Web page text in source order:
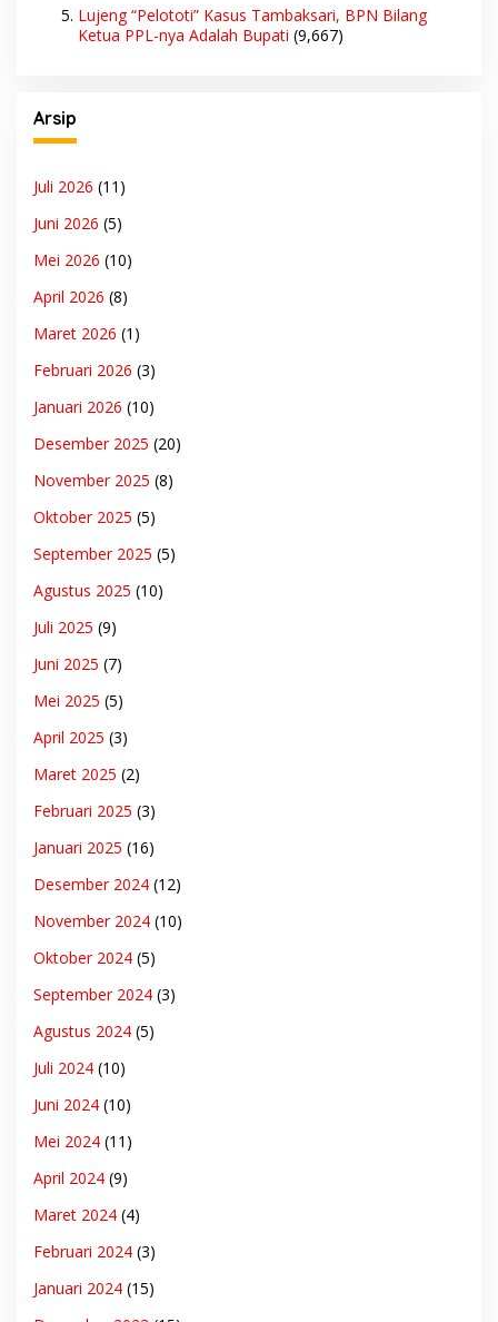
Lujeng “Pelototi” Kasus Tambaksari, BPN Bilang
Ketua PPL-nya Adalah Bupati (9,667)
Arsip
Juli 2026 (11)
Juni 2026 (5)
Mei 2026 (10)
April 2026 (8)
Maret 2026 (1)
Februari 2026 (3)
Januari 2026 (10)
Desember 2025 (20)
November 2025 (8)
Oktober 2025 (5)
September 2025 (5)
Agustus 2025 (10)
Juli 2025 (9)
Juni 2025 (7)
Mei 2025 (5)
April 2025 (3)
Maret 2025 (2)
Februari 2025 (3)
Januari 2025 (16)
Desember 2024 (12)
November 2024 (10)
Oktober 2024 (5)
September 2024 (3)
Agustus 2024 (5)
Juli 2024 (10)
Juni 2024 (10)
Mei 2024 (11)
April 2024 (9)
Maret 2024 (4)
Februari 2024 (3)
Januari 2024 (15)